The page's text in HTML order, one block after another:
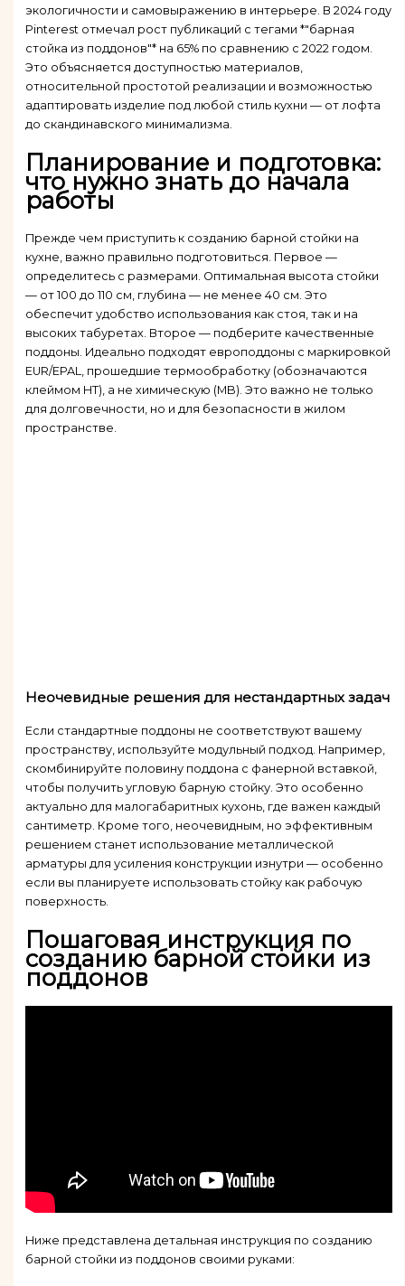
экологичности и самовыражению в интерьере. В 2024 году
Pinterest отмечал рост публикаций с тегами *"барная
стойка из поддонов"* на 65% по сравнению с 2022 годом.
Это объясняется доступностью материалов,
относительной простотой реализации и возможностью
адаптировать изделие под любой стиль кухни — от лофта
до скандинавского минимализма.
Планирование и подготовка:
что нужно знать до начала
работы
Прежде чем приступить к созданию барной стойки на
кухне, важно правильно подготовиться. Первое —
определитесь с размерами. Оптимальная высота стойки
— от 100 до 110 см, глубина — не менее 40 см. Это
обеспечит удобство использования как стоя, так и на
высоких табуретах. Второе — подберите качественные
поддоны. Идеально подходят европоддоны с маркировкой
EUR/EPAL, прошедшие термообработку (обозначаются
клеймом HT), а не химическую (MB). Это важно не только
для долговечности, но и для безопасности в жилом
пространстве.
Неочевидные решения для нестандартных задач
Если стандартные поддоны не соответствуют вашему
пространству, используйте модульный подход. Например,
скомбинируйте половину поддона с фанерной вставкой,
чтобы получить угловую барную стойку. Это особенно
актуально для малогабаритных кухонь, где важен каждый
сантиметр. Кроме того, неочевидным, но эффективным
решением станет использование металлической
арматуры для усиления конструкции изнутри — особенно
если вы планируете использовать стойку как рабочую
поверхность.
Пошаговая инструкция по
созданию барной стойки из
поддонов
Ниже представлена детальная инструкция по созданию
барной стойки из поддонов своими руками: